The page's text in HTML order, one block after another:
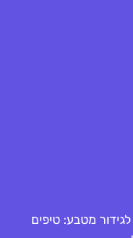
מטבע: טיפים